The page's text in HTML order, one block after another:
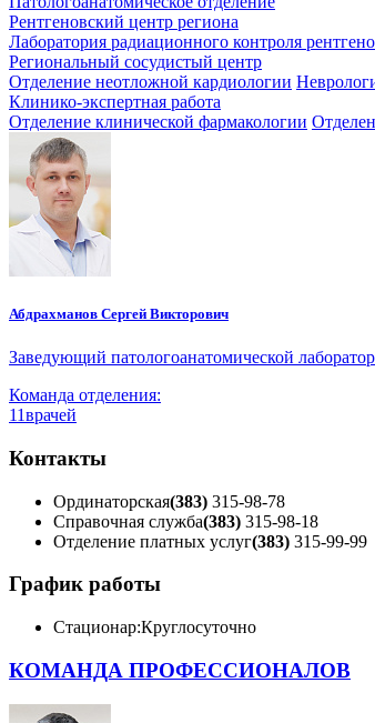
Рентгеновский центр региона
Лаборатория радиационного контроля
Региональный сосудистый центр
Отделение неотложной кардиологии
Клинико-экспертная работа
Отделение клинической фармакологии
Абдрахманов Сергей Викторович
Заведующий патологоанатомической
Команда отделения:
11врачей
Контакты
Ординаторская(383) 315-98-78
Справочная служба(383) 315-98-18
Отделение платных услуг(383) 315-99-99
График работы
Стационар:Круглосуточно
КОМАНДА ПРОФЕССИОНАЛОВ